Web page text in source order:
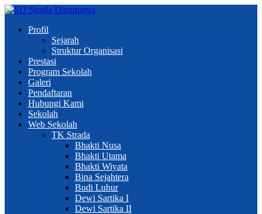
Profil
Sejarah
Struktur Organisasi
Prestasi
Program Sekolah
Galeri
Pendaftaran
Hubungi Kami
Sekolah
Web Sekolah
TK Strada
Bhakti Nusa
Bhakti Utama
Bhakti Wiyata
Bina Sejahtera
Budi Luhur
Dewi Sartika I
Dewi Sartika II